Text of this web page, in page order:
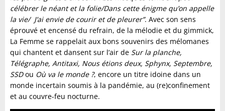
célébrer le néant et la folie/Dans cette énigme qu’on appelle
la vie/ J’ai envie de courir et de pleurer”. Avec son sens
éprouvé et encensé du refrain, de la mélodie et du gimmick,
La Femme se rappelait aux bons souvenirs des mélomanes
qui chantent et dansent sur l’air de Sur la planche,
Télégraphe, Antitaxi, Nous étions deux, Sphynx, Septembre,
SSDou Où va le monde ?, encore un titre idoine dans un
monde incertain soumis à la pandémie, au (re)confinement
et au couvre-feu nocturne.